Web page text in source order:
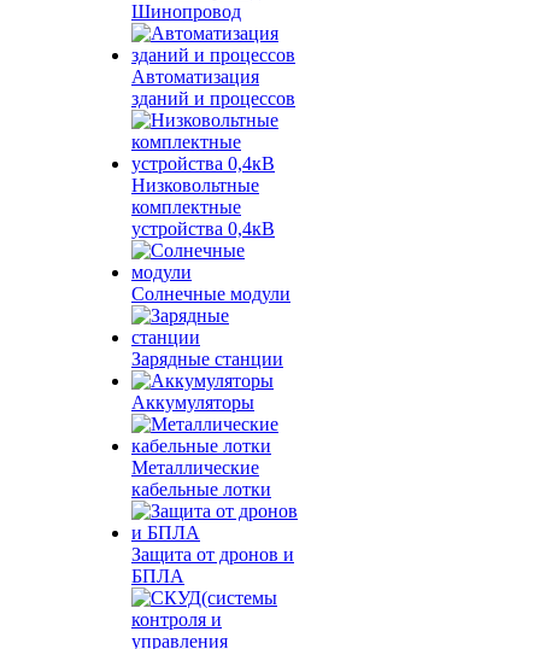
Шинопровод
Автоматизация
зданий и процессов
Низковольтные
комплектные
устройства 0,4кВ
Солнечные модули
Зарядные станции
Аккумуляторы
Металлические
кабельные лотки
Защита от дронов и
БПЛА